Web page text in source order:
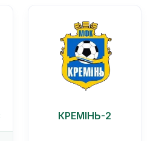
КРЕМІНЬ-2